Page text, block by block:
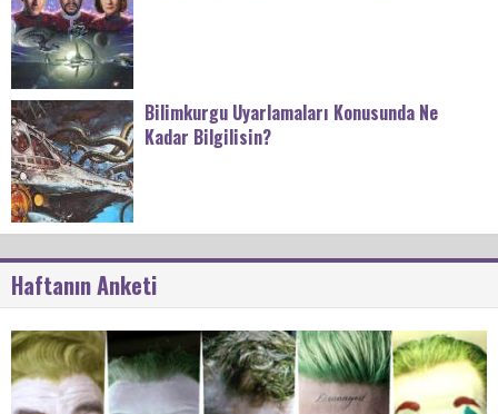
Bilimkurgu Uyarlamaları Konusunda Ne
Kadar Bilgilisin?
Haftanın Anketi